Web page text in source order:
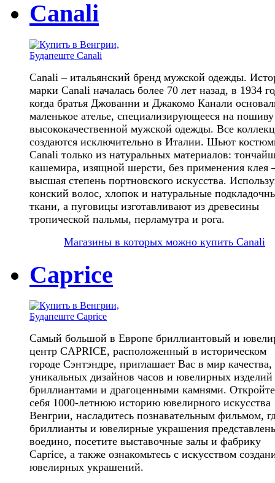
Canali
Canali – итальянский бренд мужской одежды.
марки Canali началась более 70 лет назад, в 1934
когда братья Джованни и Джакомо Канали
маленькое ателье, специализирующееся на пошиву
высококачественной мужской одежды. Все
создаются исключительно в Италии. Шьют
Canali только из натуральных материалов:
кашемира, изящной шерсти, без применения клея
высшая степень портновского искусства.
конский волос, хлопок и натуральные
ткани, а пуговицы изготавливают из древесины
тропической пальмы, перламутра и рога.
Магазины в которых можно купить Canali
Caprice
Самый большой в Европе бриллиантовый и
центр CAPRICE, расположенный в историческом
городе Сэнтэндре, приглашает Вас в мир качества,
уникальных дизайнов часов и ювелирных изделий
бриллиантами и драгоценными камнями.
себя 1000-летнюю историю ювелирного искусства
Венгрии, насладитесь познавательным фильмом,
бриллианты и ювелирные украшения
воедино, посетите выставочные залы и фабрику
Caprice, а также ознакомьтесь с искусством
ювелирных украшений.